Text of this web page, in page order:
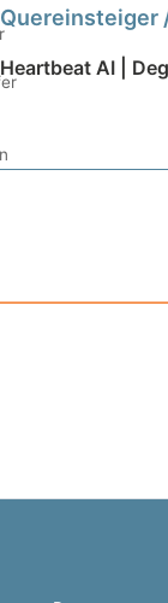
Quereinsteiger
Heartbeat AI |